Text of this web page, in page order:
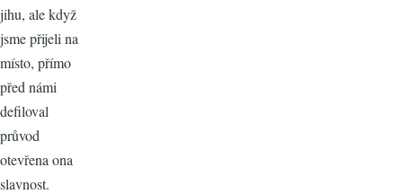
jihu, ale když
jsme přijeli na
místo, přímo
před námi
defiloval
průvod
otevřena ona
slavnost.